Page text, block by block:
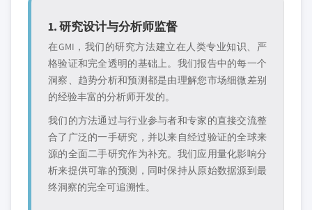
1. 研究设计与分析师监督
在GMI，我们的研究方法建立在人类专业知识、严
格验证和完全透明的基础上。我们报告中的每一个
洞察、趋势分析和预测都是由理解您市场细微差别
的经验丰富的分析师开发的。
我们的方法通过与行业参与者和专家的直接交流整
合了广泛的一手研究，并以来自经过验证的全球来
源的全面二手研究作为补充。我们应用量化影响分
析来提供可靠的预测，同时保持从原始数据源到最
终洞察的完全可追溯性。